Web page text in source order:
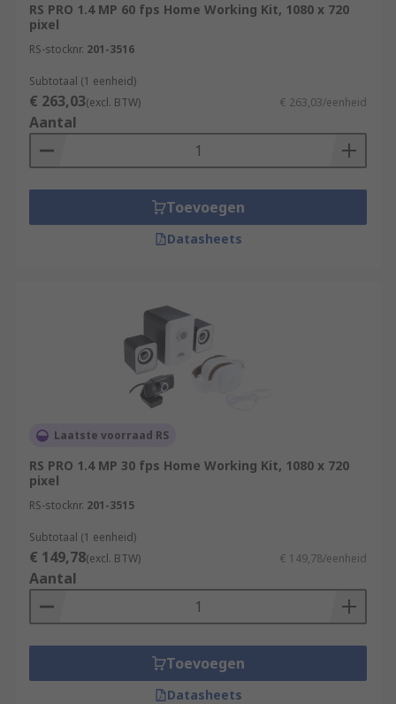
RS PRO 1.4 MP 60 fps Home Working Kit, 1080 x 720
pixel
RS-stocknr. 201-3516
Subtotaal (1 eenheid)
€ 263,03(excl. BTW) € 263,03/eenheid
Aantal
Toevoegen
Datasheets
Laatste voorraad RS
RS PRO 1.4 MP 30 fps Home Working Kit, 1080 x 720
pixel
RS-stocknr. 201-3515
Subtotaal (1 eenheid)
€ 149,78(excl. BTW) € 149,78/eenheid
Aantal
Toevoegen
Datasheets